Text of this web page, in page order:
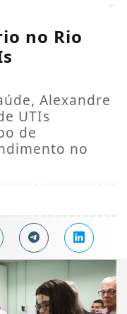
no Rio
Alexandre
UTIs
de
no